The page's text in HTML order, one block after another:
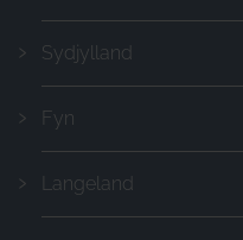
Sydjylland
Fyn
Langeland